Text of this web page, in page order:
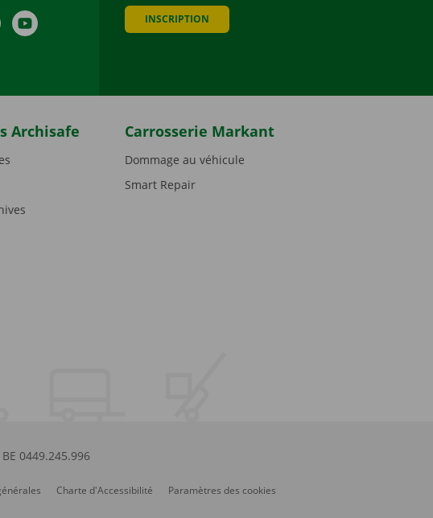
LinkedInYouTube INSCRIPTION
Archisafe Carrosserie Markant
Dommage au véhicule
Smart Repair
BE 0449.245.996
Charte d'Accessibilité Paramètres des cookies